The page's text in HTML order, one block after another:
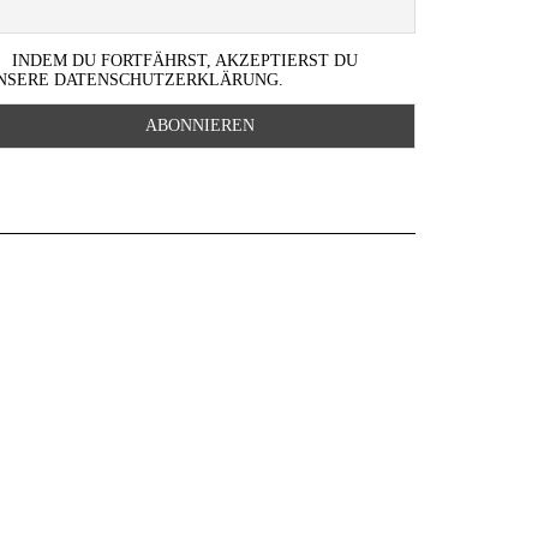
INDEM DU FORTFÄHRST, AKZEPTIERST DU
DATENSCHUTZERKLÄRUNG.